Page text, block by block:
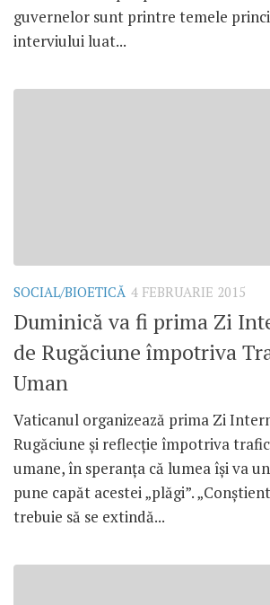
guvernelor sunt printre temele
interviului luat...
SOCIAL/BIOETICĂ 4 FEBRUARIE 2015
Duminică va fi prima Zi
de Rugăciune împotriva
Uman
Vaticanul organizează prima Zi
Rugăciune şi reflecţie împotriva
umane, în speranţa că lumea îşi va
pune capăt acestei „plăgi”.
trebuie să se extindă...